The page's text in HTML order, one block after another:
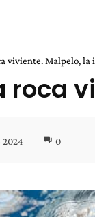
viviente. Malpelo, la
roca
2024 0